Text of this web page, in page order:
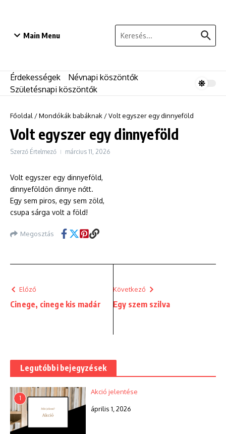
Main Menu
Keresés:
Érdekességek
Névnapi köszöntők
Születésnapi köszöntők
Főoldal /Mondókák babáknak /Volt egyszer egy dinnyeföld
Volt egyszer egy dinnyeföld
Szerző Értelmező március 11, 2026
Volt egyszer egy dinnyeföld,
dinnyeföldön dinnye nőtt.
Egy sem piros, egy sem zöld,
csupa sárga volt a föld!
Megosztás
Előző
Cinege, cinege kis madár
Következő
Egy szem szilva
Legutóbbi bejegyzések
1
Akció jelentése
április 1, 2026